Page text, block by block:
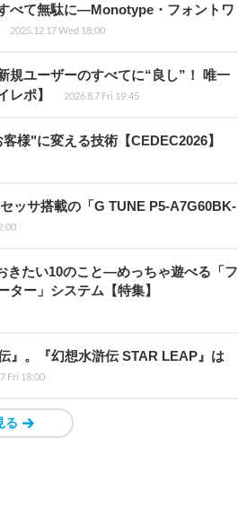
べて無駄に―Monotype・フォントワ
2025.12.17 Wed 18:00
規ユーザーのすべてに“良し”！ 唯一
ポ】
2026.8.7 Fri 19:45
様"に変える技術【CEDEC2026】
ッサ搭載の「G TUNE P5-A7G60BK-
きたい10のこと―めっちゃ遊べる「フ
ー」システム【特集】
』。『幻想水滸伝 STAR LEAP』は
Fri 18:00
る